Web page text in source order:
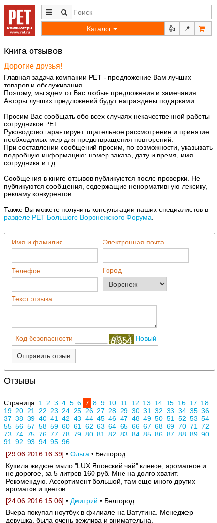
Каталог 👍 📍
Книга отзывов
Дорогие друзья!
Главная задача компании РЕТ - предложение Вам лучших
товаров и обслуживания.
Поэтому, мы ждем от Вас любые предложения и замечания.
Авторы лучших предложений будут награждены подарками.
Просим Вас сообщать обо всех случаях некачественной работы
сотрудников РЕТ.
Руководство гарантирует тщательное рассмотрение и принятие
необходимых мер для предотвращения повторений.
При составлении сообщений просим, по возможности, указывать
подробную информацию: номер заказа, дату и время, имя
сотрудника и т.д.
Сообщения в книге отзывов публикуются после проверки. Не
публикуются сообщения, содержащие ненормативную лексику,
рекламу конкурентов.
Также Вы можете получить консультации наших специалистов в
разделе РЕТ Большого Воронежского Форума
Имя и фамилия Электронная почта
Телефон Город
Текст отзыва
Код безопасности Новый
Отправить отзыв
Отзывы
Страница: 1 2 3 4 5 6 7 8 9 10 11 12 13 14 15 16 17
18
19 20 21 22 23 24 25 26 27 28 29 30 31 32 33 34 35 36
37 38 39 40 41 42 43 44 45 46 47 48 49 50 51 52 53 54
55 56 57 58 59 60 61 62 63 64 65 66 67 68 69 70 71
72
73 74 75 76 77 78 79 80 81 82 83 84 85 86 87 88 89 90
91
92 93 94 95 96
[29.06.2016 16:39] • Ольга • Белгород
Купила жидкое мыло "LUX Японский чай" клевое, ароматное и
не дорогое, за 5 литров 160 руб. Мне на долго хватит.
Рекомендую. Ассортимент большой, там еще много других
ароматов и цветов.
[24.06.2016 15:06] • Дмитрий • Белгород
Вчера покупал ноутбук в филиале на Ватутина. Менеджер
девушка, была очень вежлива и внимательна.